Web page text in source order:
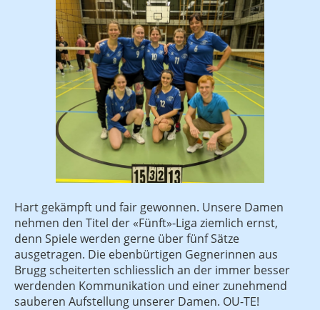
Hart gekämpft und fair gewonnen. Unsere Damen
nehmen den Titel der «Fünft»-Liga ziemlich ernst,
denn Spiele werden gerne über fünf Sätze
ausgetragen. Die ebenbürtigen Gegnerinnen aus
Brugg scheiterten schliesslich an der immer besser
werdenden Kommunikation und einer zunehmend
sauberen Aufstellung unserer Damen. OU-TE!